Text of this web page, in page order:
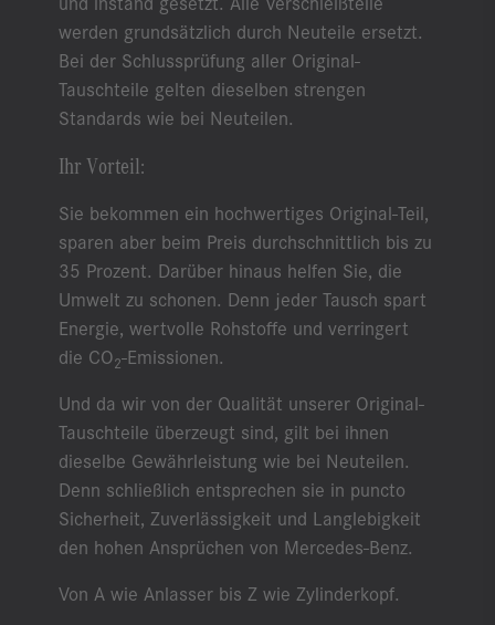
werden grundsätzlich durch Neuteile ersetzt.
Bei der Schlussprüfung aller Original-
Tauschteile gelten dieselben strengen
Standards wie bei Neuteilen.
Ihr Vorteil:
Sie bekommen ein hochwertiges Original-Teil,
sparen aber beim Preis durchschnittlich bis zu
35 Prozent. Darüber hinaus helfen Sie, die
Umwelt zu schonen. Denn jeder Tausch spart
Energie, wertvolle Rohstoffe und verringert
die CO2-Emissionen.
Und da wir von der Qualität unserer Original-
Tauschteile überzeugt sind, gilt bei ihnen
dieselbe Gewährleistung wie bei Neuteilen.
Denn schließlich entsprechen sie in puncto
Sicherheit, Zuverlässigkeit und Langlebigkeit
den hohen Ansprüchen von Mercedes-Benz.
Von A wie Anlasser bis Z wie Zylinderkopf.